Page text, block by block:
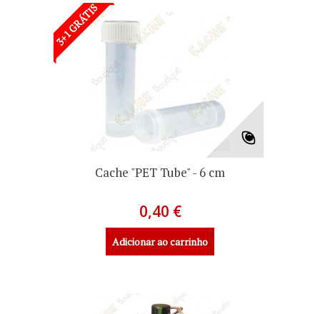
3+1 GRÁTIS
Cache "PET Tube" - 6 cm
0,40 €
Adicionar ao carrinho